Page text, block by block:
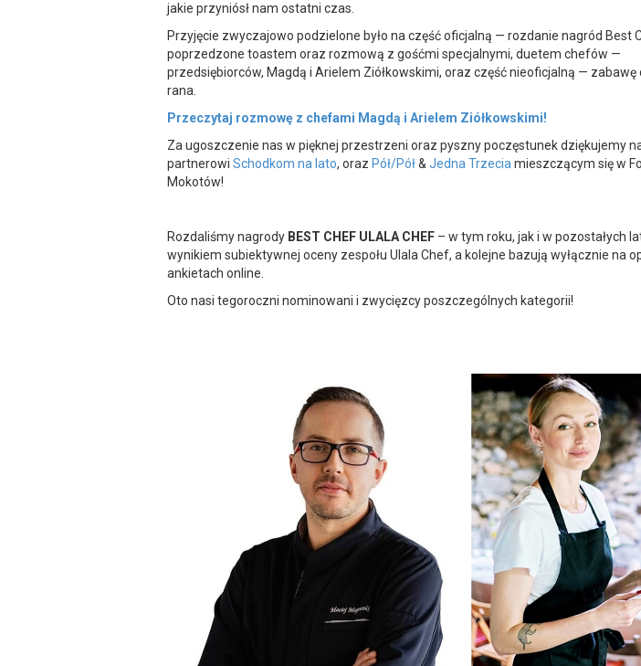
jakie przyniósł nam ostatni czas.
Przyjęcie zwyczajowo podzielone było na część oficjalną — rozdanie nagród Best
poprzedzone toastem oraz rozmową z gośćmi specjalnymi, duetem chefów —
przedsiębiorców, Magdą i Arielem Ziółkowskimi, oraz część nieoficjalną — zabawę
rana.
Przeczytaj rozmowę z chefami Magdą i Arielem Ziółkowskimi!
Za ugoszczenie nas w pięknej przestrzeni oraz pyszny poczęstunek dziękujemy
partnerowi Schodkom na lato, oraz Pół/Pół& Jedna Trzecia mieszczącym się w
Mokotów!
Rozdaliśmy nagrody BEST CHEF ULALA CHEF – w tym roku, jak i w pozostałych
wynikiem subiektywnej oceny zespołu Ulala Chef, a kolejne bazują wyłącznie
ankietach online.
Oto nasi tegoroczni nominowani i zwycięzcy poszczególnych kategorii!